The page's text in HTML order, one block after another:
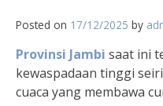
Posted on 17/12/2025 by
Provinsi Jambi saat ini
kewaspadaan tinggi
cuaca yang membawa